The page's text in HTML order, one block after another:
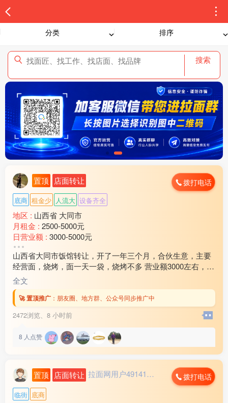
分类 排序
搜索
置顶 店面转让 拨打电话
底商 租金少 人流大 设备齐全
地区 : 山西省 大同市
月租金 : 2500-5000元
日营业额 : 3000-5000元
转让费 :
水电费 :500元以下
外卖情况 :经常
店面面积 :
周边环境 :
店内设施 :
齐全
山西省大同市饭馆转让，开了一年三个月，合伙生意，主要
经营面，烧烤，面一天一袋，烧烤不多 营业额3000左右，加
上外卖3300左右 房租饭馆40000.住房15000，加起来5500
0，房租还剩9个月，全部用的是天然气，要价27万，实心要
的打电话 过嘴瘾的就别玩了 以上内容全部属实 欢迎随时考
察13***45
全文
🚀 置顶推广 ： 朋友圈、地方群、公众号同步推广中
2472浏览、 8 小时前
8 人点赞
置顶 店面转让 拉面网用户491412... 拨打电话
临街 底商